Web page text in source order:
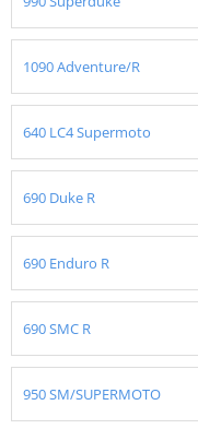
1090 Adventure/R
640 LC4 Supermoto
690 Duke R
690 Enduro R
690 SMC R
950 SM/SUPERMOTO